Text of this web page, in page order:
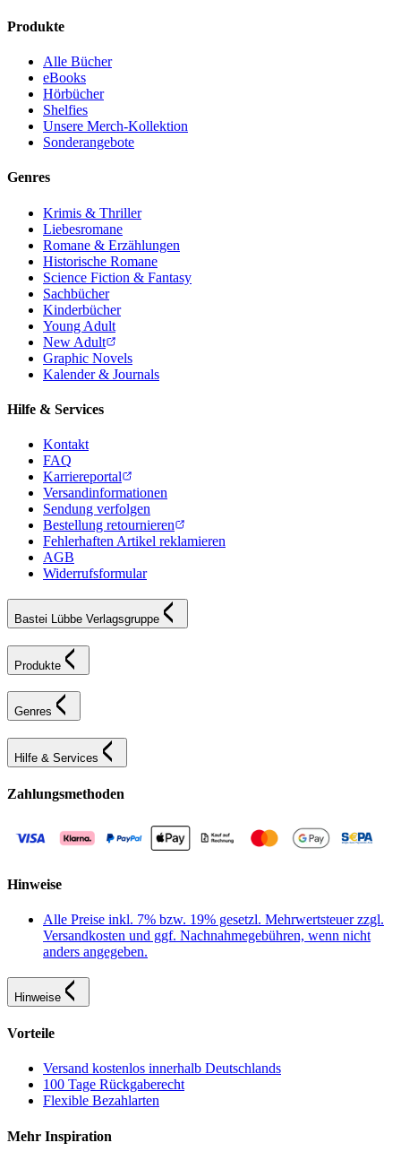
Produkte
Alle Bücher
eBooks
Hörbücher
Shelfies
Unsere Merch-Kollektion
Sonderangebote
Genres
Krimis & Thriller
Liebesromane
Romane & Erzählungen
Historische Romane
Science Fiction & Fantasy
Sachbücher
Kinderbücher
Young Adult
New Adult
Graphic Novels
Kalender & Journals
Hilfe & Services
Kontakt
FAQ
Karriereportal
Versandinformationen
Sendung verfolgen
Bestellung retournieren
Fehlerhaften Artikel reklamieren
AGB
Widerrufsformular
Bastei Lübbe Verlagsgruppe
Produkte
Genres
Hilfe & Services
Zahlungsmethoden
Hinweise
Alle Preise inkl. 7% bzw. 19% gesetzl. Mehrwertsteuer zzgl.
Versandkosten und ggf. Nachnahmegebühren, wenn nicht
anders angegeben.
Hinweise
Vorteile
Versand kostenlos innerhalb Deutschlands
100 Tage Rückgaberecht
Flexible Bezahlarten
Mehr Inspiration